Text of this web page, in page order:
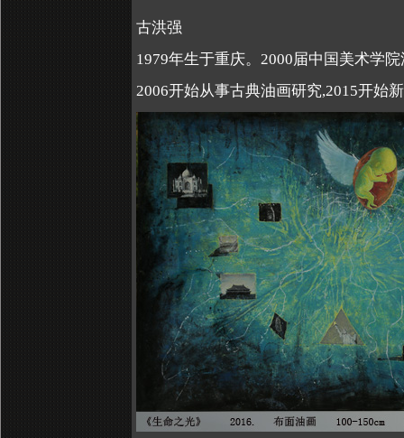
古洪强
1979年生于重庆。 2000届中国美术学
2006开始从事古典油画研究,2015开始